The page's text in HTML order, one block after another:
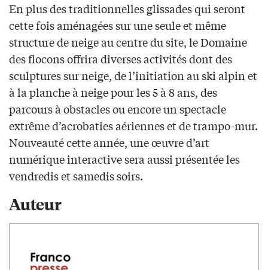
En plus des traditionnelles glissades qui seront
cette fois aménagées sur une seule et même
structure de neige au centre du site, le Domaine
des flocons offrira diverses activités dont des
sculptures sur neige, de l’initiation au ski alpin et
à la planche à neige pour les 5 à 8 ans, des
parcours à obstacles ou encore un spectacle
extrême d’acrobaties aériennes et de trampo-mur.
Nouveauté cette année, une œuvre d’art
numérique interactive sera aussi présentée les
vendredis et samedis soirs.
Auteur